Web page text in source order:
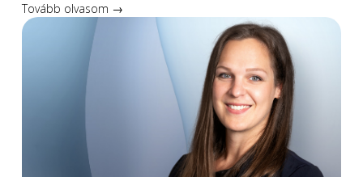
Tovább olvasom →